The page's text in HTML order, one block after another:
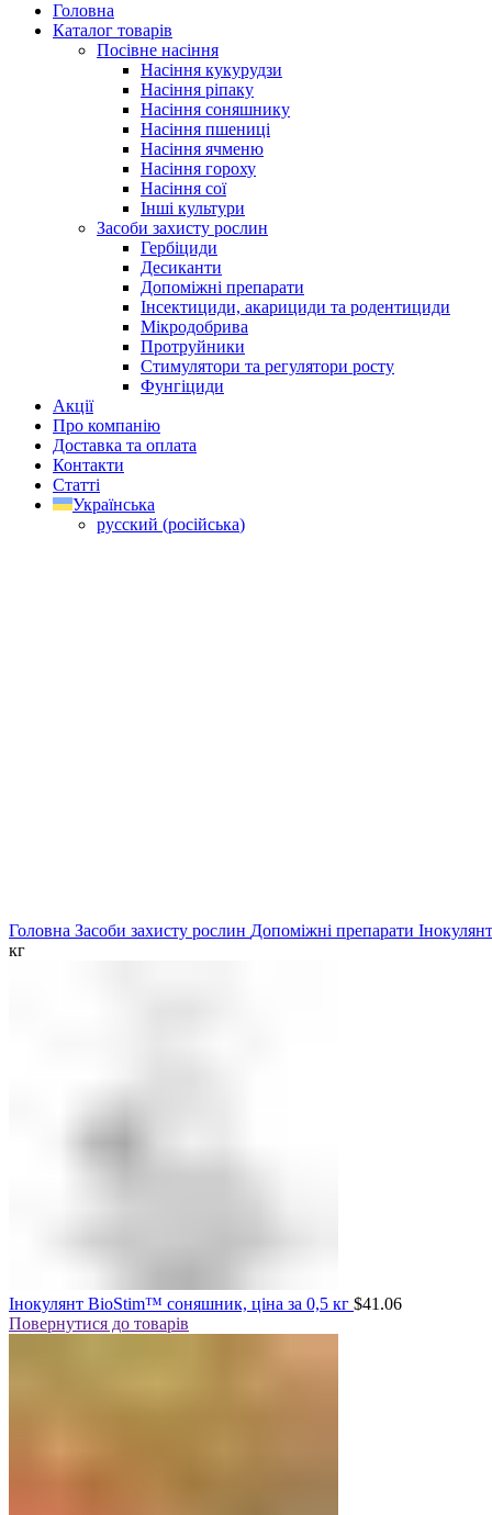
Головна
Каталог товарів
Посівне насіння
Насіння кукурудзи
Насіння ріпаку
Насіння соняшнику
Насіння пшениці
Насіння ячменю
Насіння гороху
Насіння сої
Інші культури
Засоби захисту рослин
Гербіциди
Десиканти
Допоміжні препарати
Інсектициди, акарициди та родентициди
Мікродобрива
Протруйники
Стимулятори та регулятори росту
Фунгіциди
Акції
Про компанію
Доставка та оплата
Контакти
Статті
Українська
русский (російська)
Головна Засоби захисту рослин Допоміжні препарати
кг
Інокулянт BioStim™ соняшник, ціна за 0,5 кг $41.06
Повернутися до товарів